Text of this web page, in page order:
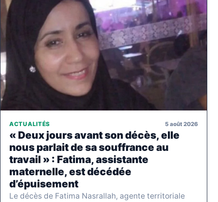
ACTUALITÉS 5 août 2026
« Deux jours avant son décès, elle
nous parlait de sa souffrance au
travail » : Fatima, assistante
maternelle, est décédée
d’épuisement
Le décès de Fatima Nasrallah, agente territoriale